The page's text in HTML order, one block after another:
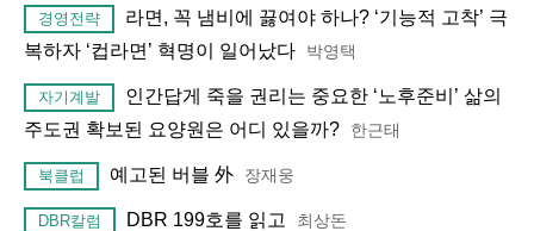
경영전략
라면, 꼭 냄비에 끓여야 하나? ‘기능적 고착’ 극
복하자 ‘컵라면’ 혁명이 일어났다
박영택
자기계발
인간답게 죽을 권리는 중요한 ‘노후준비’ 삶의
주도권 확보된 요양원은 어디 있을까?
한근태
북클럽 예고된 버블 外 장재웅
DBR칼럼 DBR 199호를 읽고 최상돈